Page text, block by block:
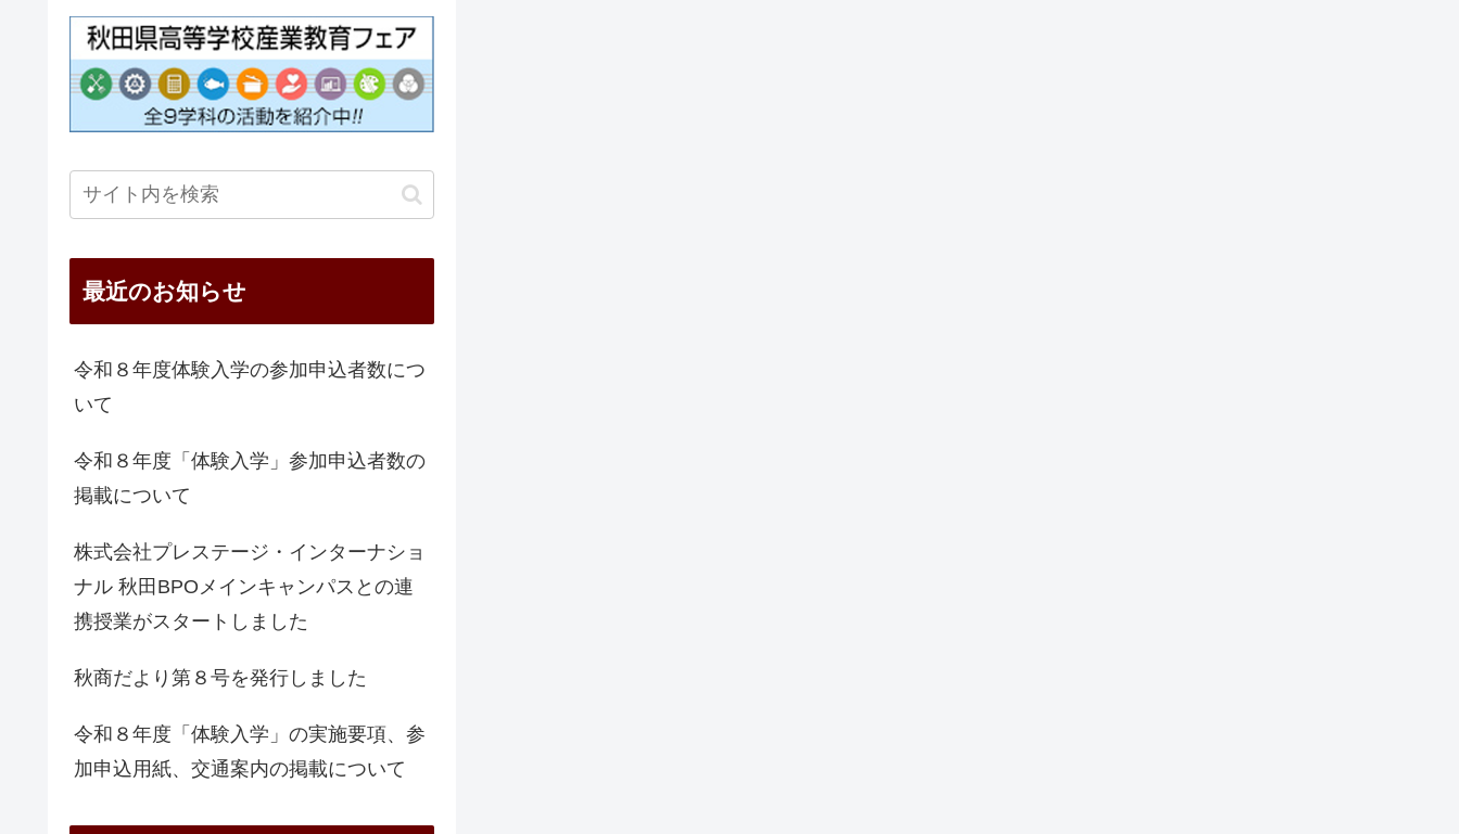
最近のお知らせ
令和８年度体験入学の参加申込者数につ
いて
令和８年度「体験入学」参加申込者数の
掲載について
株式会社プレステージ・インターナショ
ナル 秋田BPOメインキャンパスとの連
携授業がスタートしました
秋商だより第８号を発行しました
令和８年度「体験入学」の実施要項、参
加申込用紙、交通案内の掲載について